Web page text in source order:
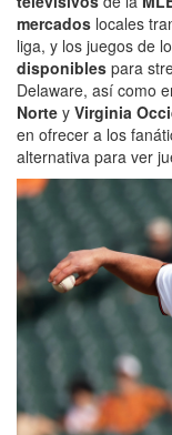
mercados locales
liga, y los juegos de
disponibles para
Delaware, así como
Norte y Virginia
en ofrecer a los
alternativa para ver